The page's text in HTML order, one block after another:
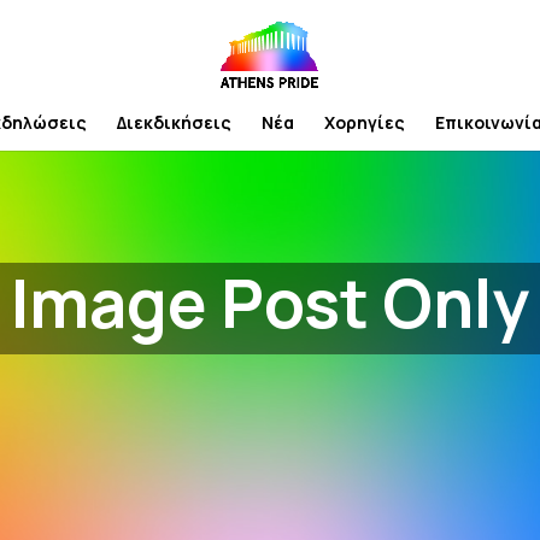
Διεκδικήσεις Νέα Χορηγίες Επικοινωνία
Image Post Only